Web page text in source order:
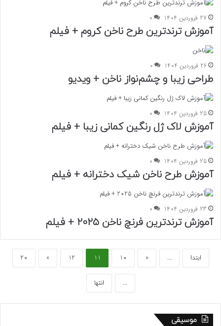
27 فروردین 1404 0
آموزش ترند‌ترین طرح ناخن کروم + فیلم
26 فروردین 1404 0
طراحی زیبا و چشم‌نواز ناخن + ویدیو
25 فروردین 1404 0
آموزش لاک ژل رنگین کمانی زیبا + فیلم
25 فروردین 1404 0
آموزش طرح ناخن شیک دخترانه + فیلم
23 فروردین 1404 0
آموزش ترند‌ترین فرنچ ناخن 2025 + فیلم
ابتدا ...
«
10
11
12
»
20
... انتها
موسیقی